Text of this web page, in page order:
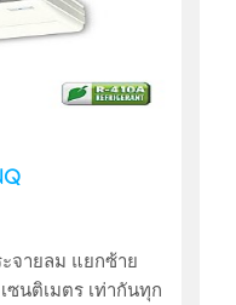
จายลม แยกซ้าย
ซนติเมตร เท่ากันทุก